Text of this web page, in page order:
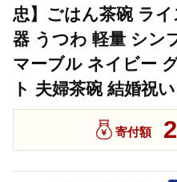
忠】ごはん茶碗 ラ
器 うつわ 軽量 シン
マーブル ネイビー
ト 夫婦茶碗 結婚祝
寄付額